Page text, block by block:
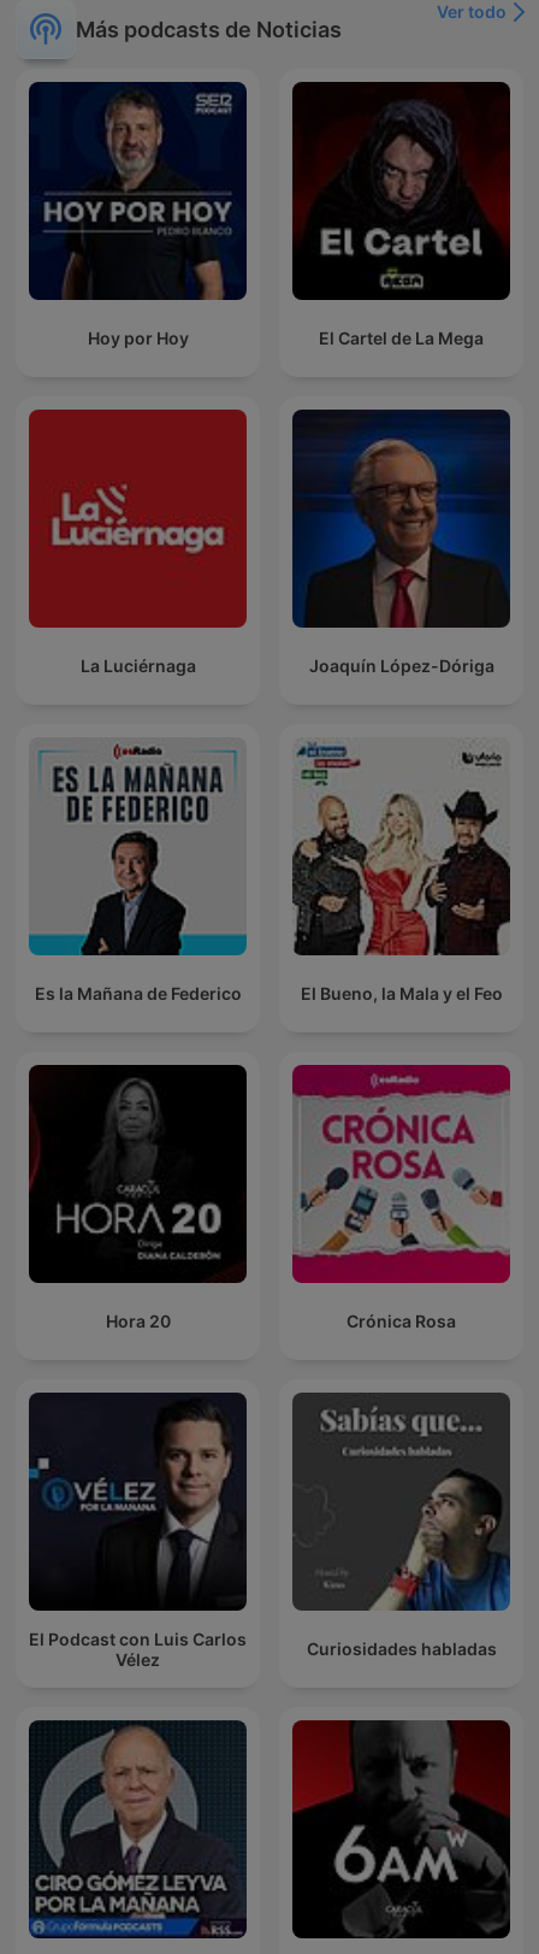
Más podcasts de Noticias
Ver todo
Hoy por Hoy El Cartel de La Mega
La Luciérnaga Joaquín López-Dóriga
Es la Mañana de Federico El Bueno, la Mala y el Feo
Hora 20 Crónica Rosa
El Podcast con Luis Carlos
Vélez
Curiosidades habladas